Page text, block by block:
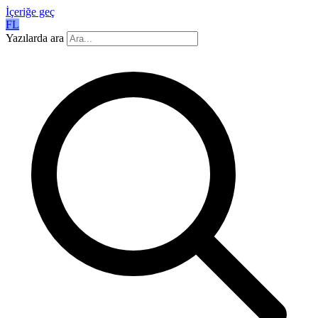
İçeriğe geç
FL
Yazılarda ara